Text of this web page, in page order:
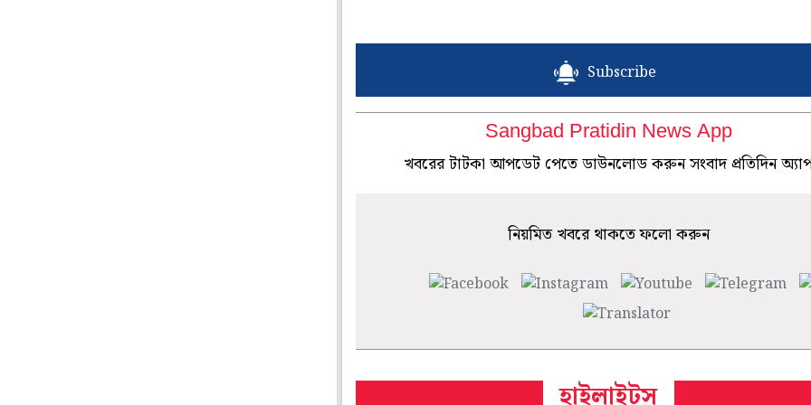
Subscribe
Sangbad Pratidin News App
খবরের টাটকা আপডেট পেতে ডাউনলোড করুন সংবাদ প্রতিদিন
নিয়মিত খবরে থাকতে ফলো করুন